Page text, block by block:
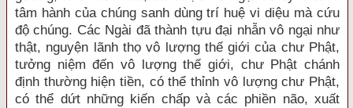
tâm hành của chúng sanh dùng trí huệ vi diệu mà cứu
độ chúng. Các Ngài đã thành tựu đại nhẫn vô ngại như
thật, nguyện lãnh thọ vô lượng thế giới của chư Phật,
tưởng niệm đến vô lượng thế giới, chư Phật chánh
định thường hiện tiền, có thể thỉnh vô lượng chư Phật,
có thể dứt những kiến chấp và các phiền não, xuất